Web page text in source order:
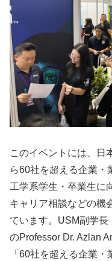
このイベントには、日
ら60社を超える企業・
工学系学生・卒業生に
キャリア相談などの機
ています。USM副学長
のProfessor Dr. Azlan
「60社を超える企業